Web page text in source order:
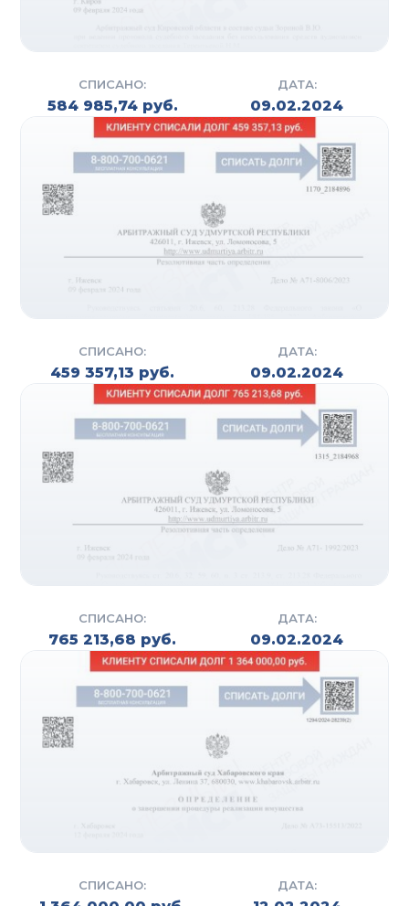
СПИСАНО:
584 985,74 руб.
ДАТА:
09.02.2024
СПИСАНО:
459 357,13 руб.
ДАТА:
09.02.2024
СПИСАНО:
765 213,68 руб.
ДАТА:
09.02.2024
СПИСАНО: ДАТА: